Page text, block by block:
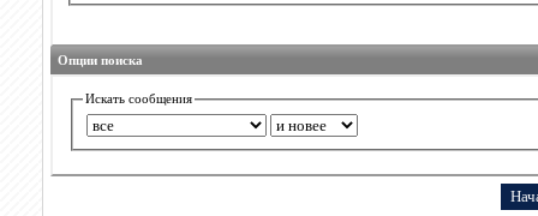
Опции поиска
Искать сообщения